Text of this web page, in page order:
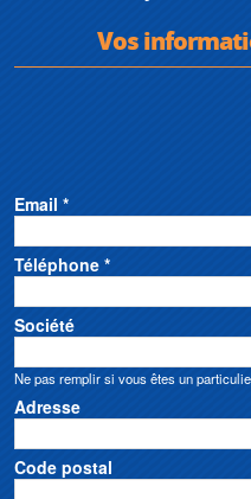
Vos
Email *
Téléphone *
Société
Ne pas remplir si vous êtes un
Adresse
Code postal